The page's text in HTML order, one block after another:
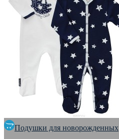
Подушки для новорожденных